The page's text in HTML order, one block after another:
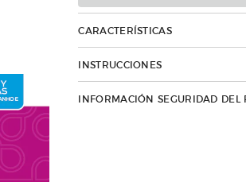
CARACTERÍSTICAS
INSTRUCCIONES
INFORMACIÓN SEGURIDAD DEL